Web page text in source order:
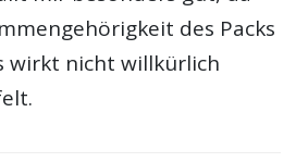
des Packs
wirkt nicht willkürlich